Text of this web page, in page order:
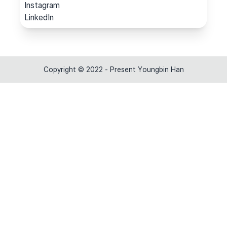
Instagram
LinkedIn
Copyright © 2022 - Present Youngbin Han